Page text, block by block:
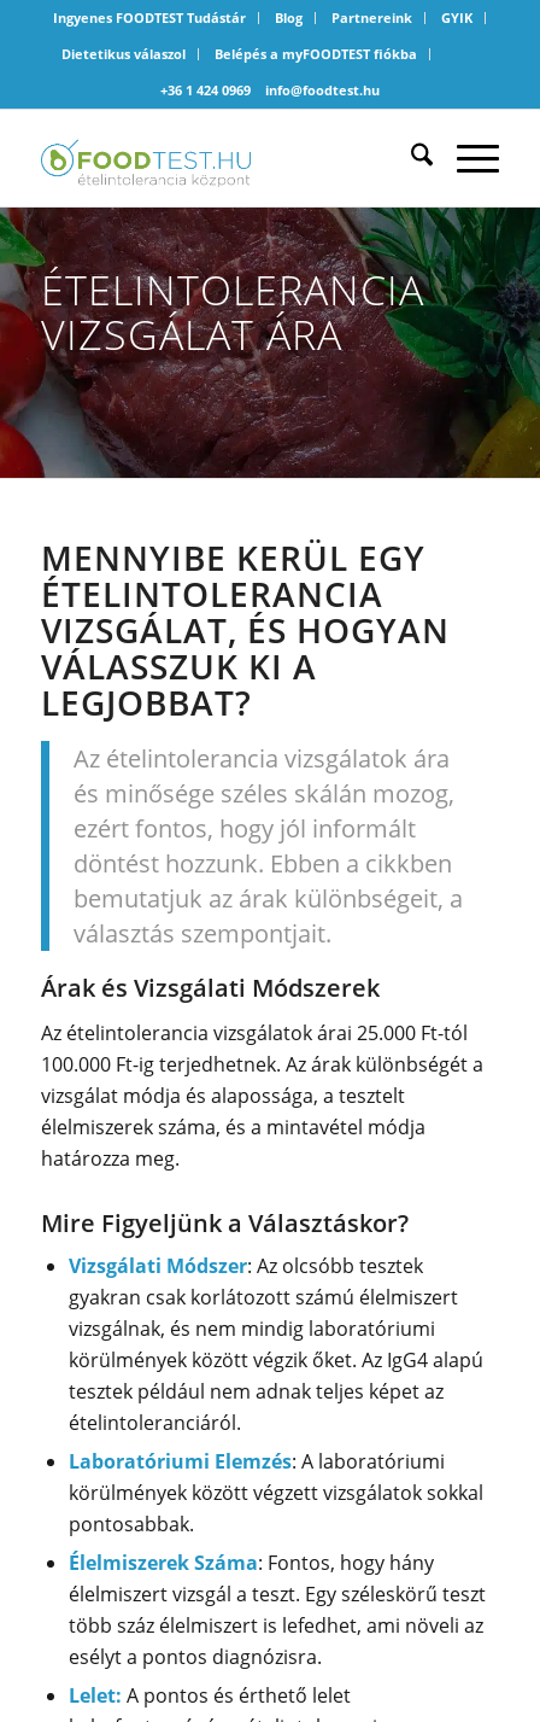
Ingyenes FOODTEST Tudástár Blog Partnereink
GYIK
Dietetikus válaszol
Belépés a myFOODTEST fiókba
+36 1 424 0969
info@foodtest.hu
ÉTELINTOLERANCIA
VIZSGÁLAT ÁRA
MENNYIBE KERÜL EGY
ÉTELINTOLERANCIA
VIZSGÁLAT, ÉS HOGYAN
VÁLASSZUK KI A
LEGJOBBAT?
Az ételintolerancia vizsgálatok ára
és minősége széles skálán mozog,
ezért fontos, hogy jól informált
döntést hozzunk. Ebben a cikkben
bemutatjuk az árak különbségeit, a
választás szempontjait.
Árak és Vizsgálati Módszerek
Az ételintolerancia vizsgálatok árai 25.000 Ft-tól
100.000 Ft-ig terjedhetnek. Az árak különbségét a
vizsgálat módja és alapossága, a tesztelt
élelmiszerek száma, és a mintavétel módja
határozza meg.
Mire Figyeljünk a Választáskor?
Vizsgálati Módszer: Az olcsóbb tesztek
gyakran csak korlátozott számú élelmiszert
vizsgálnak, és nem mindig laboratóriumi
körülmények között végzik őket. Az IgG4 alapú
tesztek például nem adnak teljes képet az
ételintoleranciáról.
Laboratóriumi Elemzés: A laboratóriumi
körülmények között végzett vizsgálatok sokkal
pontosabbak.
Élelmiszerek Száma: Fontos, hogy hány
élelmiszert vizsgál a teszt. Egy széleskörű teszt
több száz élelmiszert is lefedhet, ami növeli az
esélyt a pontos diagnózisra.
Lelet: A pontos és érthető lelet